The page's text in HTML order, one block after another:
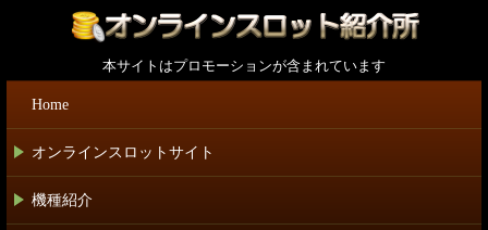
本サイトはプロモーションが含まれています
Home
オンラインスロットサイト
+機種紹介